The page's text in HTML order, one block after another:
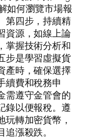
如何瀏覽市場報
第四步，持續精
資源，如線上論
掌握技術分析和
步是學習虛擬貨
產時，確保選擇
續費和稅務申
需遵守金管會的
錄以便報稅。遵
轉加密貨幣，
漲殺跌。